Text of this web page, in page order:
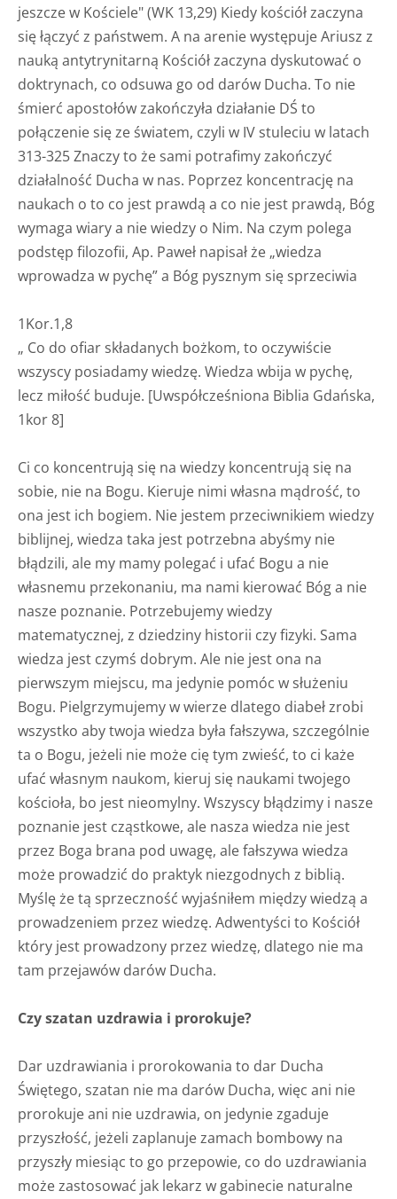
jeszcze w Kościele" (WK 13,29) Kiedy kościół zaczyna
się łączyć z państwem. A na arenie występuje Ariusz z
nauką antytrynitarną Kościół zaczyna dyskutować o
doktrynach, co odsuwa go od darów Ducha. To nie
śmierć apostołów zakończyła działanie DŚ to
połączenie się ze światem, czyli w IV stuleciu w latach
313-325 Znaczy to że sami potrafimy zakończyć
działalność Ducha w nas. Poprzez koncentrację na
naukach o to co jest prawdą a co nie jest prawdą, Bóg
wymaga wiary a nie wiedzy o Nim. Na czym polega
podstęp filozofii, Ap. Paweł napisał że „wiedza
wprowadza w pychę” a Bóg pysznym się sprzeciwia
1Kor.1,8
„ Co do ofiar składanych bożkom, to oczywiście
wszyscy posiadamy wiedzę. Wiedza wbija w pychę,
lecz miłość buduje. [Uwspółcześniona Biblia Gdańska,
1kor 8]
Ci co koncentrują się na wiedzy koncentrują się na
sobie, nie na Bogu. Kieruje nimi własna mądrość, to
ona jest ich bogiem. Nie jestem przeciwnikiem wiedzy
biblijnej, wiedza taka jest potrzebna abyśmy nie
błądzili, ale my mamy polegać i ufać Bogu a nie
własnemu przekonaniu, ma nami kierować Bóg a nie
nasze poznanie. Potrzebujemy wiedzy
matematycznej, z dziedziny historii czy fizyki. Sama
wiedza jest czymś dobrym. Ale nie jest ona na
pierwszym miejscu, ma jedynie pomóc w służeniu
Bogu. Pielgrzymujemy w wierze dlatego diabeł zrobi
wszystko aby twoja wiedza była fałszywa, szczególnie
ta o Bogu, jeżeli nie może cię tym zwieść, to ci każe
ufać własnym naukom, kieruj się naukami twojego
kościoła, bo jest nieomylny. Wszyscy błądzimy i nasze
poznanie jest cząstkowe, ale nasza wiedza nie jest
przez Boga brana pod uwagę, ale fałszywa wiedza
może prowadzić do praktyk niezgodnych z biblią.
Myślę że tą sprzeczność wyjaśniłem między wiedzą a
prowadzeniem przez wiedzę. Adwentyści to Kościół
który jest prowadzony przez wiedzę, dlatego nie ma
tam przejawów darów Ducha.
Czy szatan uzdrawia i prorokuje?
Dar uzdrawiania i prorokowania to dar Ducha
Świętego, szatan nie ma darów Ducha, więc ani nie
prorokuje ani nie uzdrawia, on jedynie zgaduje
przyszłość, jeżeli zaplanuje zamach bombowy na
przyszły miesiąc to go przepowie, co do uzdrawiania
może zastosować jak lekarz w gabinecie naturalne